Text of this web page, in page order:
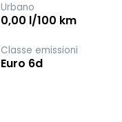
Urbano
0,00 l/100 km
Classe emissioni
Euro 6d